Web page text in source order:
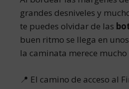
grandes desniveles y
te puedes olvidar de las
buen ritmo se llega en
la caminata merece mucho
📍 El camino de acceso al